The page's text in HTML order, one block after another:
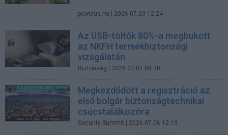
pcwplus.hu | 2026.07.20 12:24
Az USB-töltők 80%-a megbukott
az NKFH termékbiztonsági
vizsgálatán
Biztonság | 2026.07.07 08:38
Megkezdődött a regisztráció az
első bolgár biztonságtechnikai
csúcstalálkozóra
Security Summit | 2026.07.06 12:13